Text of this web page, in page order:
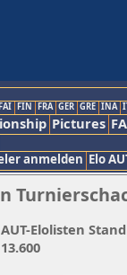
FIN FRA GER GRE INA
Pictures
anmelden Elo
AUT-Elolisten
13.600